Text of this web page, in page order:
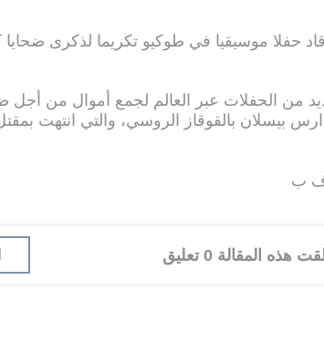
2012، قاد حفلا موسيقيا في طوكيو تكريما لذكرى
من الحفلات عبر العالم لجمع أموال من أجل
ف ب
هذه المقالة 0 تعليق